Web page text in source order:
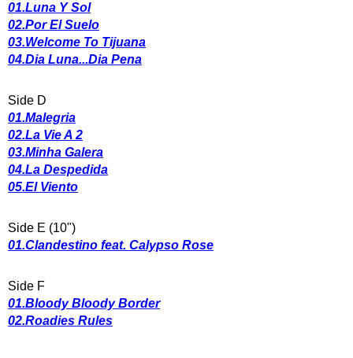
01.Luna Y Sol
02.Por El Suelo
03.Welcome To Tijuana
04.Dia Luna...Dia Pena
Side D
01.Malegria
02.La Vie A 2
03.Minha Galera
04.La Despedida
05.El Viento
Side E (10")
01.Clandestino feat. Calypso Rose
Side F
01.Bloody Bloody Border
02.Roadies Rules